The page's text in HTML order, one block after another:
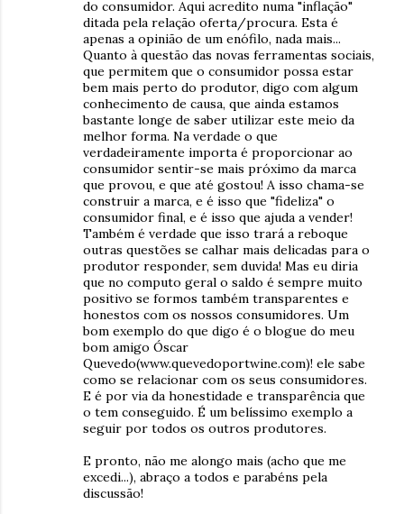
do consumidor. Aqui acredito numa "inflação"
ditada pela relação oferta/procura. Esta é
apenas a opinião de um enófilo, nada mais...
Quanto à questão das novas ferramentas sociais,
que permitem que o consumidor possa estar
bem mais perto do produtor, digo com algum
conhecimento de causa, que ainda estamos
bastante longe de saber utilizar este meio da
melhor forma. Na verdade o que
verdadeiramente importa é proporcionar ao
consumidor sentir-se mais próximo da marca
que provou, e que até gostou! A isso chama-se
construir a marca, e é isso que "fideliza" o
consumidor final, e é isso que ajuda a vender!
Também é verdade que isso trará a reboque
outras questões se calhar mais delicadas para o
produtor responder, sem duvida! Mas eu diria
que no computo geral o saldo é sempre muito
positivo se formos também transparentes e
honestos com os nossos consumidores. Um
bom exemplo do que digo é o blogue do meu
bom amigo Óscar
Quevedo(www.quevedoportwine.com)! ele sabe
como se relacionar com os seus consumidores.
E é por via da honestidade e transparência que
o tem conseguido. É um belíssimo exemplo a
seguir por todos os outros produtores.
E pronto, não me alongo mais (acho que me
excedi...), abraço a todos e parabéns pela
discussão!